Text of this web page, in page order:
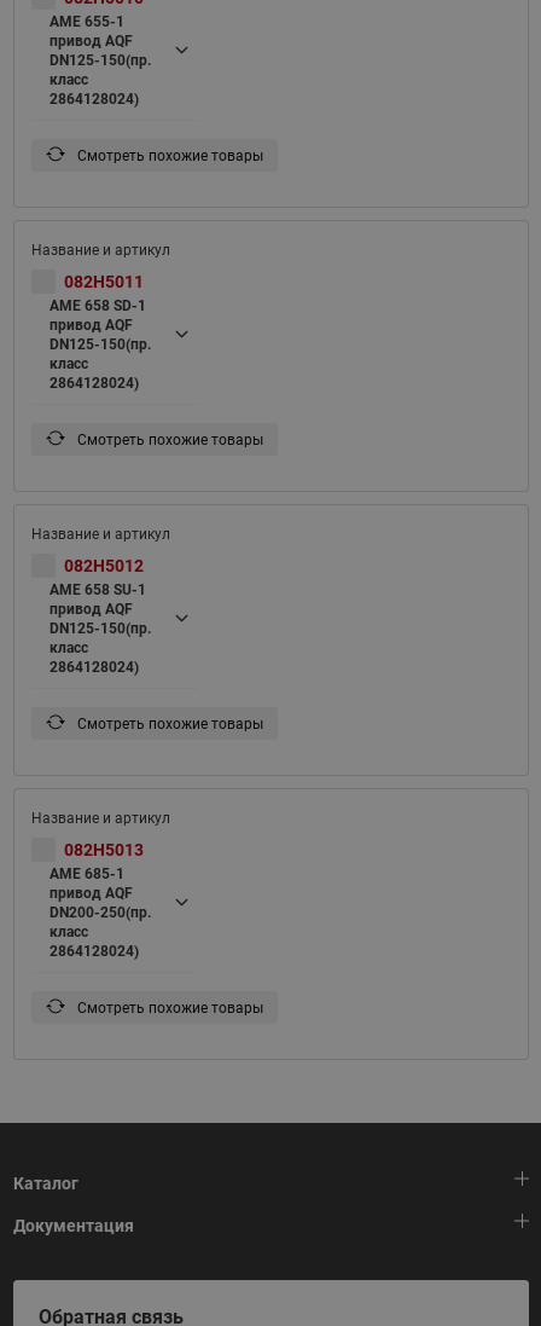
AME 655-1
привод AQF
DN125-150(пр.
класс
2864128024)
Смотреть похожие товары
082H5011
AME 658 SD-1
привод AQF
DN125-150(пр.
класс
2864128024)
Смотреть похожие товары
082H5012
AME 658 SU-1
привод AQF
DN125-150(пр.
класс
2864128024)
Смотреть похожие товары
082H5013
AME 685-1
привод AQF
DN200-250(пр.
класс
2864128024)
Смотреть похожие товары
Каталог
Тепловая автоматика
Холодильная техника
Приводная техника
Документация
HeatPlatform (Тепловая платформа)
Полезные программы и инструменты
Обратная связь